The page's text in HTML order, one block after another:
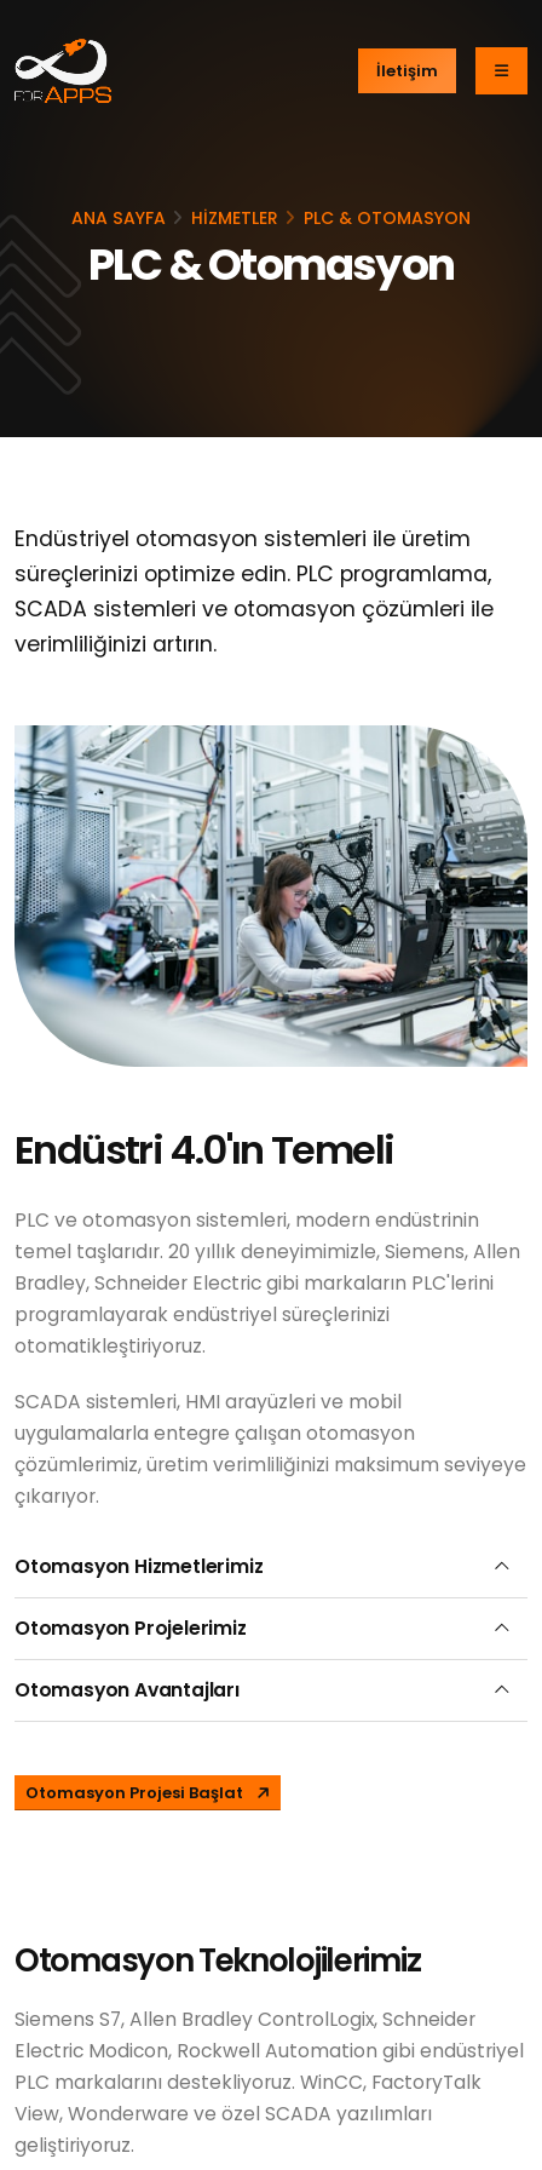
İletişim
ANA SAYFA HİZMETLER PLC & OTOMASYON
PLC & Otomasyon
Endüstriyel otomasyon sistemleri ile üretim
süreçlerinizi optimize edin. PLC programlama,
SCADA sistemleri ve otomasyon çözümleri ile
verimliliğinizi artırın.
Endüstri 4.0'ın Temeli
PLC ve otomasyon sistemleri, modern endüstrinin
temel taşlarıdır. 20 yıllık deneyimimizle, Siemens, Allen
Bradley, Schneider Electric gibi markaların PLC'lerini
programlayarak endüstriyel süreçlerinizi
otomatikleştiriyoruz.
SCADA sistemleri, HMI arayüzleri ve mobil
uygulamalarla entegre çalışan otomasyon
çözümlerimiz, üretim verimliliğinizi maksimum seviyeye
çıkarıyor.
Otomasyon Hizmetlerimiz
Otomasyon Projelerimiz
Otomasyon Avantajları
Otomasyon Projesi Başlat
Otomasyon Teknolojilerimiz
Siemens S7, Allen Bradley ControlLogix, Schneider
Electric Modicon, Rockwell Automation gibi endüstriyel
PLC markalarını destekliyoruz. WinCC, FactoryTalk
View, Wonderware ve özel SCADA yazılımları
geliştiriyoruz.